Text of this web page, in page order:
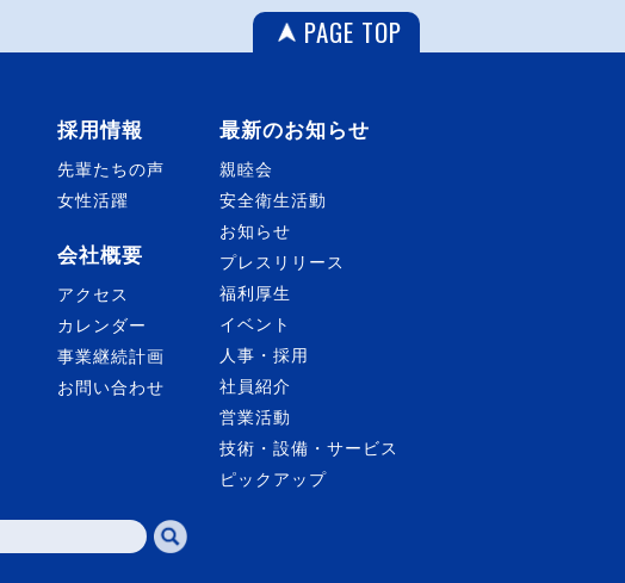
PAGE TOP
採用情報
先輩たちの声
女性活躍
会社概要
アクセス
カレンダー
事業継続計画
お問い合わせ
最新のお知らせ
親睦会
安全衛生活動
お知らせ
プレスリリース
福利厚生
イベント
人事・採用
社員紹介
営業活動
技術・設備・サービス
ピックアップ